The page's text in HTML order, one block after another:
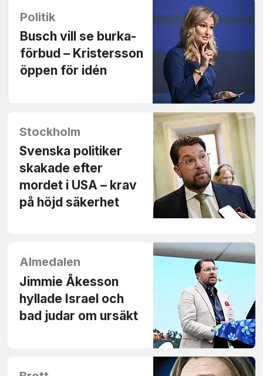
Politik
Busch vill se burka­
förbud – Kristersson
öppen för idén
Stockholm
Svenska politiker
skakade efter
mordet i USA – krav
på höjd säkerhet
Almedalen
Jimmie Åkesson
hyllade Israel och
bad judar om ursäkt